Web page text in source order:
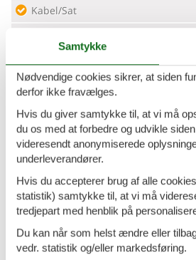
Kabel/Sat
Opvaskemaskine
Ovn
Radio
Sengetøj
Separat køkken
Strygebræt
Telefon
Terrasse
Samtykke
Nødvendige cookies sikrer, at siden
derfor ikke fravælges.
Hvis du giver samtykke til, at vi må
du os med at forbedre og udvikle
videresendt anonymiserede
underleverandører.
Hvis du accepterer brug af alle
statistik) samtykke til, at vi må
tredjepart med henblik på
Du kan når som helst ændre eller
vedr. statistik og/eller markedsføring.